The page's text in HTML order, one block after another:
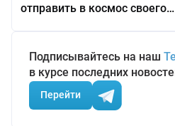
отправить в космос своего
Подписывайтесь на наш
в курсе последних
Перейти